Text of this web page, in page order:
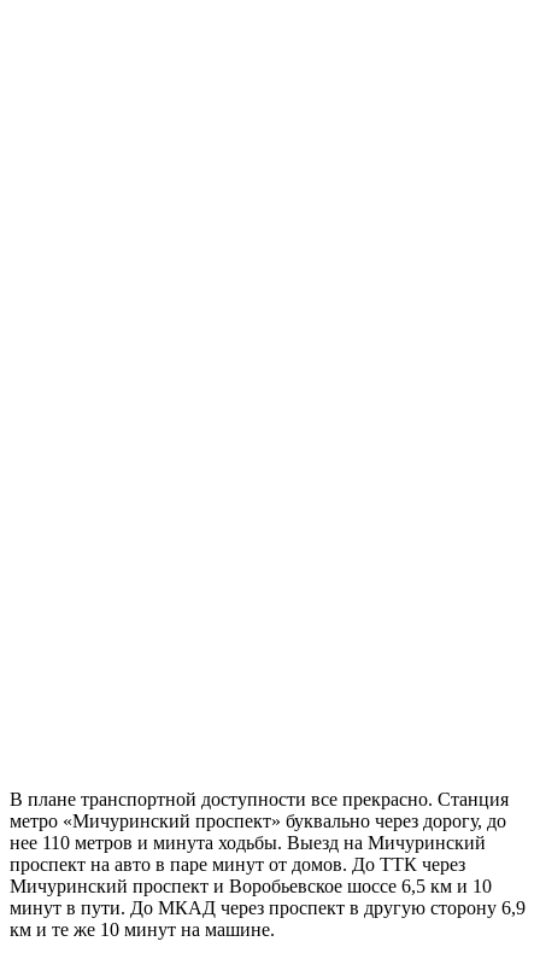
В плане транспортной доступности все прекрасно. Станция
метро «Мичуринский проспект» буквально через дорогу, до
нее 110 метров и минута ходьбы. Выезд на Мичуринский
проспект на авто в паре минут от домов. До ТТК через
Мичуринский проспект и Воробьевское шоссе 6,5 км и 10
минут в пути. До МКАД через проспект в другую сторону 6,9
км и те же 10 минут на машине.